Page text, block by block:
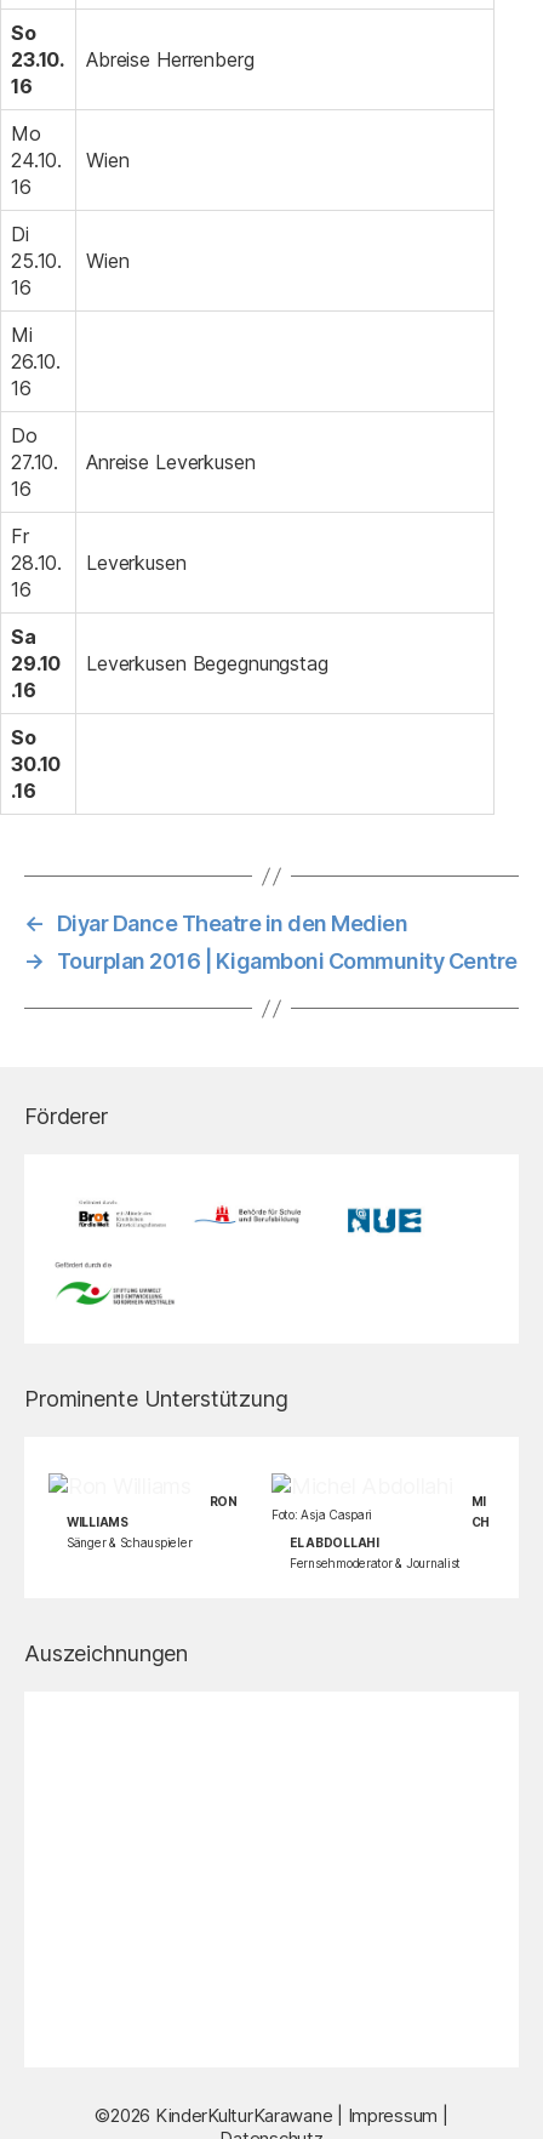
So
23.10.
16
Abreise Herrenberg
Mo
24.10.
16
Wien
Di
25.10.
16
Wien
Mi
26.10.
16
Do
27.10.
16
Anreise Leverkusen
Fr
28.10.
16
Leverkusen
Sa
29.10
.16
Leverkusen Begegnungstag
So
30.10
.16
←
Diyar Dance Theatre in den Medien
→
Tourplan 2016 | Kigamboni Community Centre
Förderer
Prominente Unterstützung
RON
WILLIAMS
Sänger & Schauspieler
Foto: Asja Caspari
MI
CH
EL ABDOLLAHI
Fernsehmoderator & Journalist
Auszeichnungen
©2026 KinderKulturKarawane | Impressum